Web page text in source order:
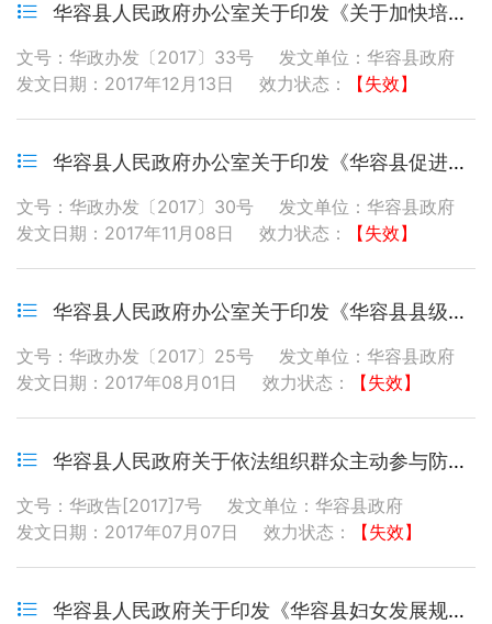
华容县人民政府办公室关于印发《关于加快培育外经外贸发展的若干办法》的通知
文号：华政办发〔2017〕33号
发文单位：华容县政府
发文日期：2017年12月13日
效力状态： 【失效】
华容县人民政府办公室关于印发《华容县促进电子商务加快发展奖励办法》的通知
文号：华政办发〔2017〕30号
发文单位：华容县政府
发文日期：2017年11月08日
效力状态： 【失效】
华容县人民政府办公室关于印发《华容县县级储备粮管理办法》的通知
文号：华政办发〔2017〕25号
发文单位：华容县政府
发文日期：2017年08月01日
效力状态： 【失效】
华容县人民政府关于依法组织群众主动参与防汛抗洪工作的通告
文号：华政告[2017]7号
发文单位：华容县政府
发文日期：2017年07月07日
效力状态： 【失效】
华容县人民政府关于印发《华容县妇女发展规划和儿童发展规划（2016—2020年）》的通知